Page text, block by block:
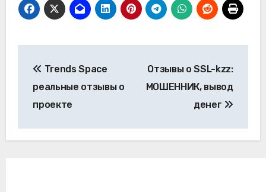
по
записям
Trends Space
реальные отзывы о
проекте
Отзывы о SSL-kzz:
МОШЕННИК, вывод
денег